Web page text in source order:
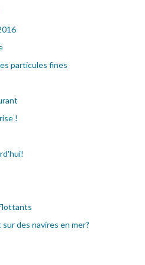
particules fines
!
des navires en mer?